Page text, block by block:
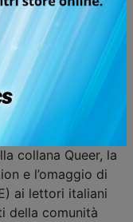
2026
alle
autori Star
IL PRIDE
collana Queer, la
e l’omaggio di
ai lettori italiani
della comunità